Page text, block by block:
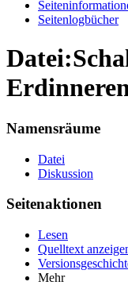
Seitenlogbücher
Namensräume
Datei
Diskussion
Seitenaktionen
Lesen
Quelltext
Mehr